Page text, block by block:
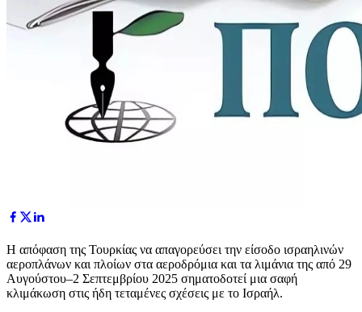
Η απόφαση της Τουρκίας να απαγορεύσει την είσοδο ισραηλινών
αεροπλάνων και πλοίων στα αεροδρόμια και τα λιμάνια της από 29
Αυγούστου–2 Σεπτεμβρίου 2025 σηματοδοτεί μια σαφή
κλιμάκωση στις ήδη τεταμένες σχέσεις με το Ισραήλ.